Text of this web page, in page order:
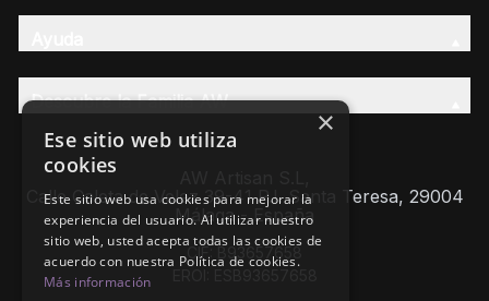
Descubre la Familia AW
Calle Caleta de Velez 39-41 P.I. Santa Teresa, 29004
Málaga - España
CIF: B93657658
×
Ese sitio web utiliza
cookies
Este sitio web usa cookies para mejorar la
experiencia del usuario. Al utilizar nuestro
sitio web, usted acepta todas las cookies de
acuerdo con nuestra Política de cookies.
Más información